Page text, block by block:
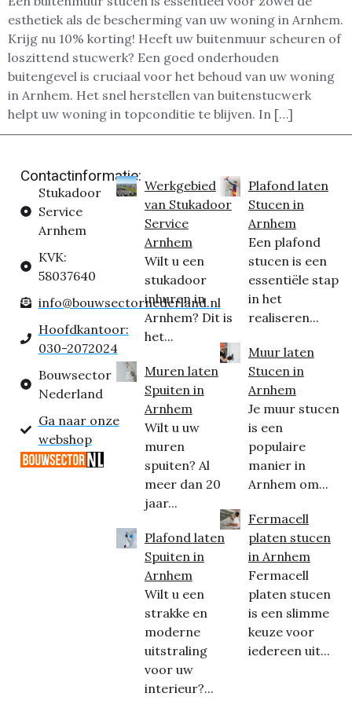
esthetiek als de bescherming van uw woning in Arnhem.
Krijg nu 10% korting! Heeft uw buitenmuur scheuren of
loszittend stucwerk? Een goed onderhouden
buitengevel is cruciaal voor het behoud van uw woning
in Arnhem. Het snel herstellen van buitenstucwerk
helpt uw woning in topconditie te blijven. In […]
Contactinformatie:
Stukadoor
Service
Arnhem
KVK:
58037640
info@bouwsectornederland.nl
Hoofdkantoor:
030-2072024
Bouwsector
Nederland
Ga naar onze
webshop
Werkgebied
van Stukadoor
Service
Arnhem
Wilt u een
stukadoor
inhuren in
Arnhem? Dit is
het...
Muren laten
Spuiten in
Arnhem
Wilt u uw
muren
spuiten? Al
meer dan 20
jaar...
Plafond laten
Spuiten in
Arnhem
Wilt u een
strakke en
moderne
uitstraling
voor uw
interieur?...
Plafond laten
Stucen in
Arnhem
Een plafond
stucen is een
essentiële stap
in het
realiseren...
Muur laten
Stucen in
Arnhem
Je muur stucen
is een
populaire
manier in
Arnhem om...
Fermacell
platen stucen
in Arnhem
Fermacell
platen stucen
is een slimme
keuze voor
iedereen uit...